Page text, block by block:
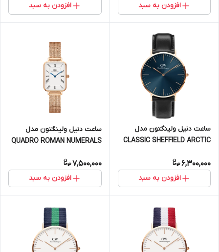
افزودن به سبد افزودن به سبد
ساعت دنیل ولینگتون مدل
CLASSIC SHEFFIELD ARCTIC
6,300,000
افزودن به سبد
ساعت دنیل ولینگتون مدل
QUADRO ROMAN NUMERALS
7,500,000
افزودن به سبد